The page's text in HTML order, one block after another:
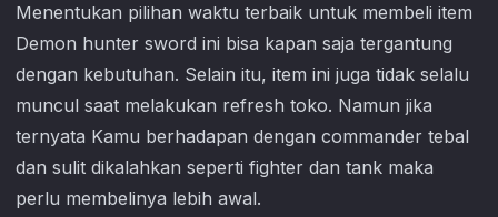
Menentukan pilihan waktu terbaik untuk membeli item
Demon hunter sword ini bisa kapan saja tergantung
dengan kebutuhan. Selain itu, item ini juga tidak selalu
muncul saat melakukan refresh toko. Namun jika
ternyata Kamu berhadapan dengan commander tebal
dan sulit dikalahkan seperti fighter dan tank maka
perlu membelinya lebih awal.